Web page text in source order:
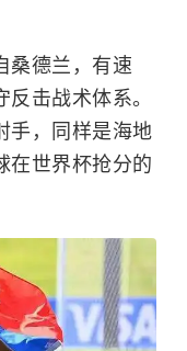
桑德兰，有速
击战术体系。
手，同样是海地
在世界杯抢分的